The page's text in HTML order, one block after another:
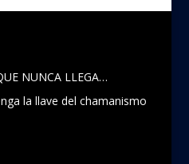
NUNCA LLEGA…
la llave del chamanismo